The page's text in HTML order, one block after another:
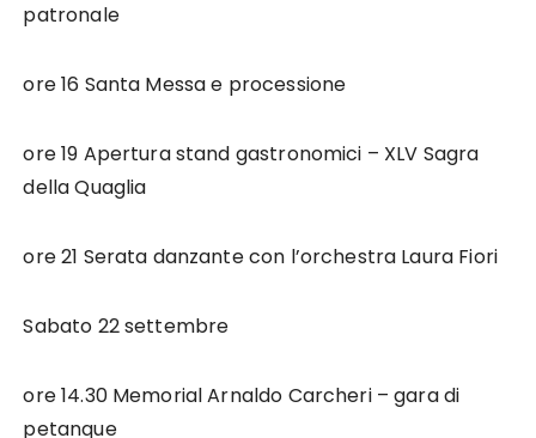
patronale
ore 16 Santa Messa e processione
ore 19 Apertura stand gastronomici – XLV Sagra
della Quaglia
ore 21 Serata danzante con l’orchestra Laura Fiori
Sabato 22 settembre
ore 14.30 Memorial Arnaldo Carcheri – gara di
petanque